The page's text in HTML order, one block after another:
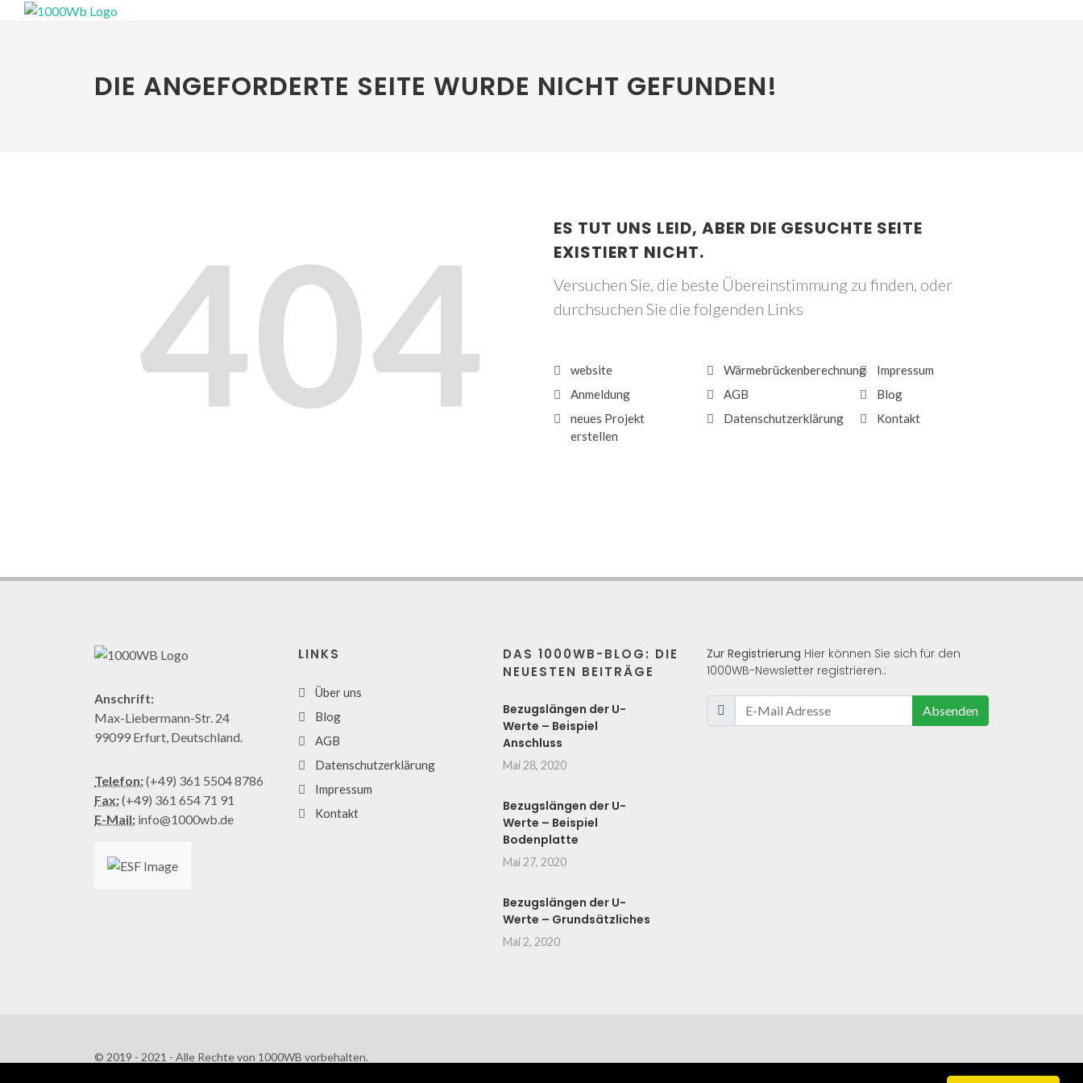
DIE ANGEFORDERTE SEITE WURDE NICHT GEFUNDEN!
404
ES TUT UNS LEID, ABER DIE GESUCHTE SEITE
EXISTIERT NICHT.
Versuchen Sie, die beste Übereinstimmung zu finden, oder
durchsuchen Sie die folgenden Links
website
Anmeldung
neues Projekt
erstellen
Wärmebrückenberechnung
AGB
Datenschutzerklärung
Impressum
Blog
Kontakt
Anschrift:
Max-Liebermann-Str. 24
99099 Erfurt, Deutschland.
Telefon:(+49) 361 5504 8786
Fax:(+49) 361 654 71 91
E-Mail: info@1000wb.de
LINKS
Über uns
Blog
AGB
Datenschutzerklärung
Impressum
Kontakt
DAS 1000WB-BLOG: DIE
NEUESTEN BEITRÄGE
Bezugslängen der U-
Werte – Beispiel
Anschluss
Mai 28, 2020
Bezugslängen der U-
Werte – Beispiel
Bodenplatte
Mai 27, 2020
Bezugslängen der U-
Werte – Grundsätzliches
Mai 2, 2020
Zur Registrierung Hier können Sie sich für den
1000WB-Newsletter registrieren.:
Absenden
© 2019 - 2021 - Alle Rechte von 1000WB vorbehalten.